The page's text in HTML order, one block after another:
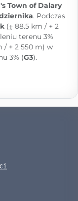
Town of Dalary
. Podczas
(⨦ 88.5 km / + 2
terenu 3%
/ + 2 550 m) w
3% (G3).